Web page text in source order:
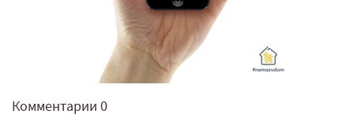
Комментарии 0